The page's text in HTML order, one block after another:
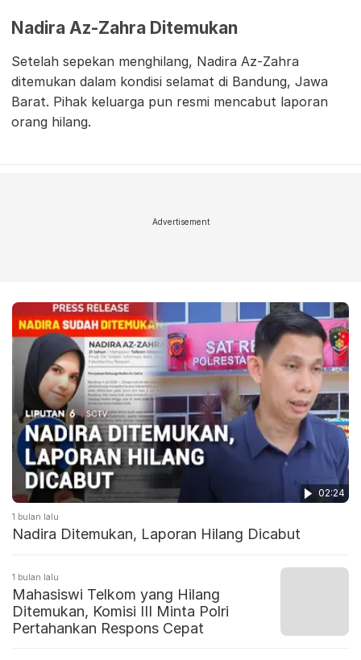
Nadira Az-Zahra Ditemukan
Setelah sepekan menghilang, Nadira Az-Zahra
ditemukan dalam kondisi selamat di Bandung, Jawa
Barat. Pihak keluarga pun resmi mencabut laporan
orang hilang.
Advertisement
02:24
1 bulan lalu
Nadira Ditemukan, Laporan Hilang Dicabut
1 bulan lalu
Mahasiswi Telkom yang Hilang
Ditemukan, Komisi III Minta Polri
Pertahankan Respons Cepat